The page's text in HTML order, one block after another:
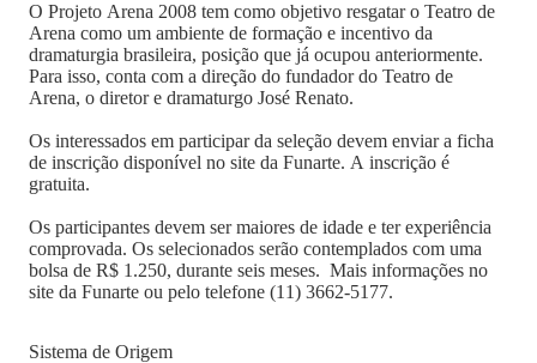
O Projeto Arena 2008 tem como objetivo resgatar o Teatro de
Arena como um ambiente de formação e incentivo da
dramaturgia brasileira, posição que já ocupou anteriormente.
Para isso, conta com a direção do fundador do Teatro de
Arena, o diretor e dramaturgo José Renato.
Os interessados em participar da seleção devem enviar a ficha
de inscrição disponível no site da Funarte. A inscrição é
gratuita.
Os participantes devem ser maiores de idade e ter experiência
comprovada. Os selecionados serão contemplados com uma
bolsa de R$ 1.250, durante seis meses. Mais informações no
site da Funarte ou pelo telefone (11) 3662-5177.
Sistema de Origem